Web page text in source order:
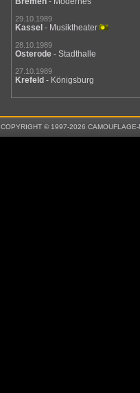
29.10.1989
Kassel - Musiktheater
28.10.1989
Osterode - Stadthalle
27.10.1989
Krefeld - Königsburg
COPYRIGHT © 1997-2026 CAMOUFLAGE-